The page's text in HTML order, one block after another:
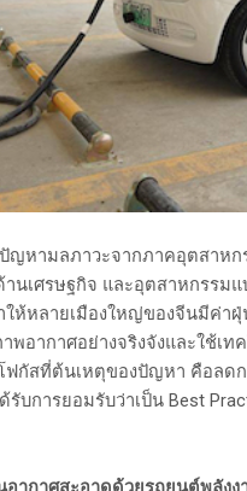
ามลภาวะจากภาคอุตสาหก
านเศรษฐกิจ และอุตสาหกรรม
ห้หลายเมืองใหญ่ของจีนมีค่า
พอากาศอย่างจริงจังและใช้เ
ฟกัสที่ต้นเหตุของปัญหา คือล
บการยอมรับว่าเป็น Best